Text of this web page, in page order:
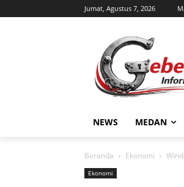
Jumat, Agustus 7, 2026
NEWS MEDAN
Beranda Ekonomi
Ekonomi